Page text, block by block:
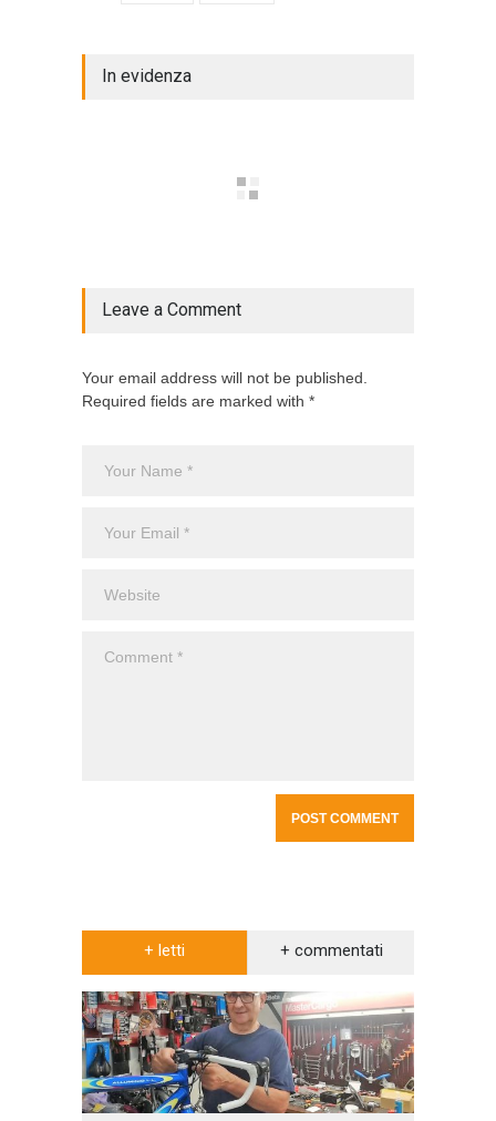
In evidenza
Leave a Comment
Your email address will not be published.
Required fields are marked with *
+ letti + commentati